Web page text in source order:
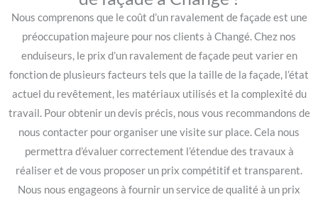
Nous comprenons que le coût d’un ravalement de façade est une
préoccupation majeure pour nos clients à Changé. Chez nos
enduiseurs, le prix d’un ravalement de façade peut varier en
fonction de plusieurs facteurs tels que la taille de la façade, l’état
actuel du revêtement, les matériaux utilisés et la complexité du
travail. Pour obtenir un devis précis, nous vous recommandons de
nous contacter pour organiser une visite sur place. Cela nous
permettra d’évaluer correctement l’étendue des travaux à
réaliser et de vous proposer un prix compétitif et transparent.
Nous nous engageons à fournir un service de qualité à un prix